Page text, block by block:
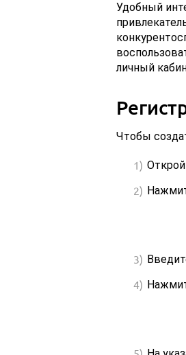
Удобный
личный
Чтобы